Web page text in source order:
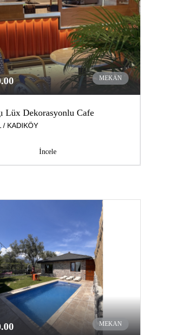
MEKAN
Lüx Dekorasyonlu Cafe
/ KADIKÖY
İncele
MEKAN